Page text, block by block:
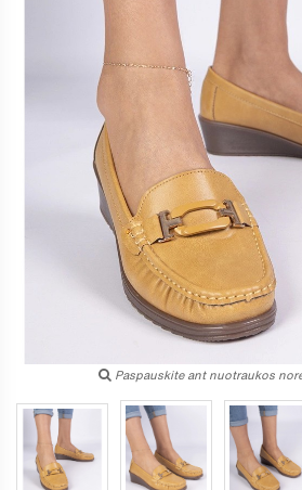
Paspauskite ant nuotraukos